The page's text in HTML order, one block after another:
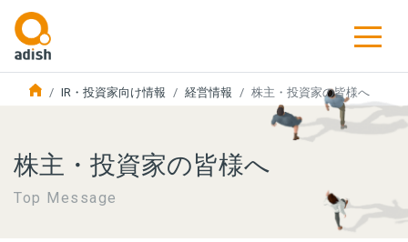
IR・投資家向け情報 経営情報 株主・投資家の皆様へ
株主・投資家の皆様へ
Top Message